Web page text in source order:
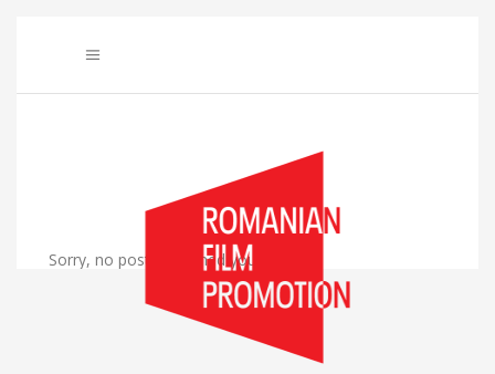
Sorry, no posts matched your criteria.